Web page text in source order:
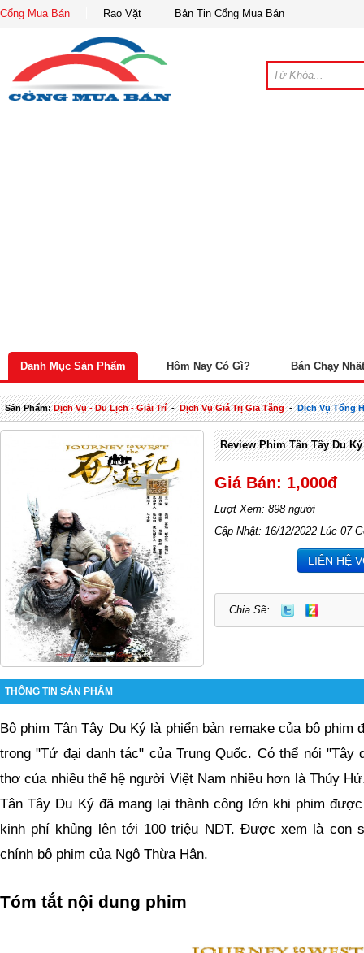
Cổng Mua Bán Rao Vặt Bản Tin Cổng Mua Bán
Danh Mục Sản Phẩm Hôm Nay Có Gì? Bán Chạy Nhất
Sản Phẩm:Dịch Vụ - Du Lịch - Giải Trí-Dịch Vụ Giá Trị Gia Tăng-Dịch Vụ Tổng
Review Phim Tân Tây Du Ký
Giá Bán: 1,000đ
Lượt Xem: 898 người
Cập Nhật: 16/12/2022 Lúc 07
LIÊN HỆ
Chia Sẽ:
THÔNG TIN SẢN PHẨM
Bộ phim Tân Tây Du Ký là phiển bản remake của bộ phim
trong "Tứ đại danh tác" của Trung Quốc. Có thể nói "Tây
thơ của nhiều thế hệ người Việt Nam nhiều hơn là Thủy
Tân Tây Du Ký đã mang lại thành công lớn khi phim
kinh phí khủng lên tới 100 triệu NDT. Được xem là con
chính bộ phim của Ngô Thừa Hân.
Tóm tắt nội dung phim